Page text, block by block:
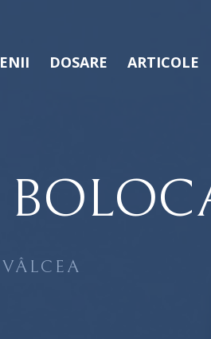
DOSARE ARTICOLE